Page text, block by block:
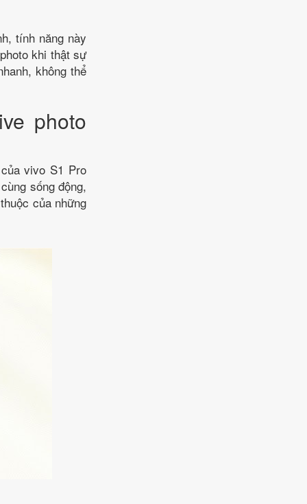
tính năng này
khi thật sự
không thể
photo
vivo S1 Pro
sống động,
của những